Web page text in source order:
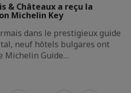
& Châteaux a reçu la
Michelin Key
dans le prestigieux guide
neuf hôtels bulgares ont
Michelin Guide…